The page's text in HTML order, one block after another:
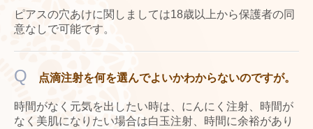
ピアスの穴あけに関しましては18歳以上から保護者の同
意なしで可能です。
Q 点滴注射を何を選んでよいかわからないのですが。
時間がなく元気を出したい時は、にんにく注射、時間が
なく美肌になりたい場合は白玉注射、時間に余裕があり